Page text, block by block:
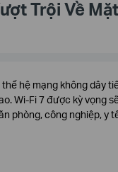
Trội Về
thế hệ mạng không dây
Wi-Fi 7 được kỳ vọng
phòng, công nghiệp, y